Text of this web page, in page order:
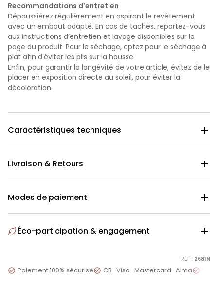
Recommandations d’entretien
Dépoussiérez régulièrement en aspirant le revêtement
avec un embout adapté. En cas de taches, reportez-vous
aux instructions d’entretien et lavage disponibles sur la
page du produit. Pour le séchage, optez pour le séchage à
plat afin d'éviter les plis sur la housse.
Enfin, pour garantir la longévité de votre article, évitez de le
placer en exposition directe au soleil, pour éviter la
décoloration.
Caractéristiques techniques 
Livraison & Retours 
Modes de paiement 
Éco-participation & engagement 
RÉF : 2681N
 Paiement 100% sécurisé CB · Visa · Mastercard · Alma